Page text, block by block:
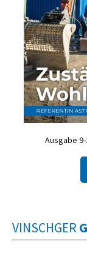
Ausgabe
VINSCHGER